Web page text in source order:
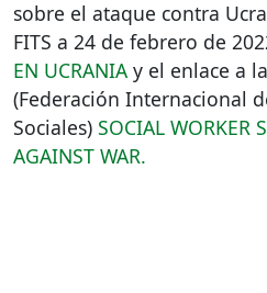
sobre el ataque contra
FITS a 24 de febrero de
EN UCRANIA y el enlace a
(Federación Internacional
Sociales) SOCIAL WORKER
AGAINST WAR.